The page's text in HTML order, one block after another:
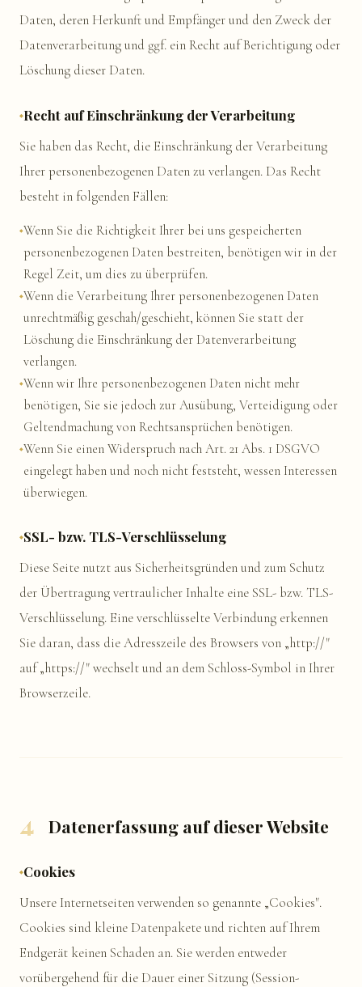
Daten, deren Herkunft und Empfänger und den Zweck der
Datenverarbeitung und ggf. ein Recht auf Berichtigung oder
Löschung dieser Daten.
Recht auf Einschränkung der Verarbeitung
Sie haben das Recht, die Einschränkung der Verarbeitung
Ihrer personenbezogenen Daten zu verlangen. Das Recht
besteht in folgenden Fällen:
Wenn Sie die Richtigkeit Ihrer bei uns gespeicherten
personenbezogenen Daten bestreiten, benötigen wir in der
Regel Zeit, um dies zu überprüfen.
Wenn die Verarbeitung Ihrer personenbezogenen Daten
unrechtmäßig geschah/geschieht, können Sie statt der
Löschung die Einschränkung der Datenverarbeitung
verlangen.
Wenn wir Ihre personenbezogenen Daten nicht mehr
benötigen, Sie sie jedoch zur Ausübung, Verteidigung oder
Geltendmachung von Rechtsansprüchen benötigen.
Wenn Sie einen Widerspruch nach Art. 21 Abs. 1 DSGVO
eingelegt haben und noch nicht feststeht, wessen Interessen
überwiegen.
SSL- bzw. TLS-Verschlüsselung
Diese Seite nutzt aus Sicherheitsgründen und zum Schutz
der Übertragung vertraulicher Inhalte eine SSL- bzw. TLS-
Verschlüsselung. Eine verschlüsselte Verbindung erkennen
Sie daran, dass die Adresszeile des Browsers von „http://"
auf „https://" wechselt und an dem Schloss-Symbol in Ihrer
Browserzeile.
4 Datenerfassung auf dieser Website
Cookies
Unsere Internetseiten verwenden so genannte „Cookies".
Cookies sind kleine Datenpakete und richten auf Ihrem
Endgerät keinen Schaden an. Sie werden entweder
vorübergehend für die Dauer einer Sitzung (Session-